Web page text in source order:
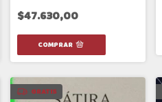
$47.630,00
GRATIS